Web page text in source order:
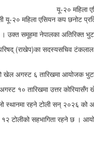
महिला एसियन कप छनोट
। उक्त समूहमा नेपालका अतिरिक्त
(राखेप)का सदस्यसचिव
खेल अगस्ट ६ तारिखमा आयोजक
१० तारिखमा उत्तर कोरियासँग
स्थानमा रहने टोली सन् २०२६ को
टोलीको सहभागिता रहने छ ।